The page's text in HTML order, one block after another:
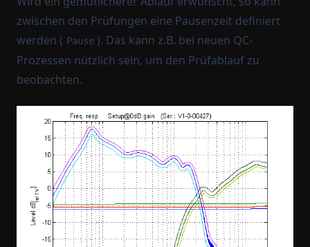
zwischen den Prüfungen eine Pausenzeit definiert
werden ( Pause ). Das kann z.B. bei neuen QC-
Prozessen nützlich sein, um den Prüfablauf zu
beobachten.